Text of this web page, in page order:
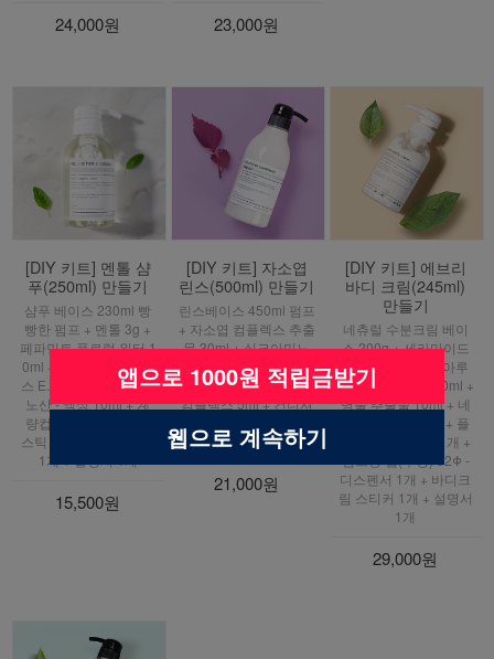
24,000원 23,000원
[DIY 키트] 멘톨 샴
푸(250ml) 만들기
샴푸 베이스 230ml 빵
빵한 펌프 + 멘톨 3g +
페파민트 플로럴 워터 1
0ml + 페파민트 컴플렉
스 E.O 5ml + 실크 아미
노산 - 액상 10ml + 계
량컵 30ml 1개 + 우드
스틱 1개 + 샴푸 스티커
1개 + 설명서 1개
15,500원
[DIY 키트] 자소엽
린스(500ml) 만들기
린스베이스 450ml 펌프
+ 자소엽 컴플렉스 추출
물 30ml + 실크아미노
산 - 액상 10ml + 케라
스젠 10ml + 페파민트
컴플렉스 5ml + 컨디셔
1개 + 설명서 1개
21,000원
[DIY 키트] 에브리
바디 크림(245ml)
만들기
네츄럴 수분크림 베이
스 200g + 세라마이드
리포좀 10ml + 히아루
론산 1% 저분자 10ml +
병풀 추출물 10ml + 네
롤리 3% E.O 5ml + 플
라스틱 스페츌러 1개 +
펌프용 캡(뚜껑) 32Φ -
디스펜서 1개 + 바디크
림 스티커 1개 + 설명서
1개
29,000원
앱으로 1000원 적립금받기
웹으로 계속하기